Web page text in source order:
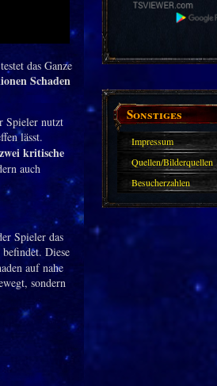
Sonstiges
Impressum
Quellen/Bilderquellen
Besucherzahlen
das Ganze
Schaden
Spieler nutzt
lässt.
zwei kritische
auch
Spieler das
Diese
auf nahe
sondern